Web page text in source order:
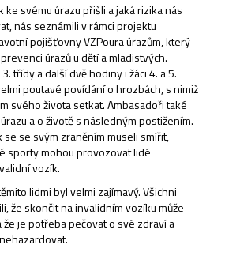
ke svému úrazu přišli a jaká rizika nás
nás seznámili v rámci projektu
pojišťovny VZPoura úrazům, který
úrazů u dětí a mladistvých.
třídy a další dvě hodiny i žáci 4. a 5.
poutavé povídání o hrozbách, s nimiž
svého života setkat. Ambasadoři také
a o životě s následným postižením.
se se svým zraněním museli smířit,
sporty mohou provozovat lidé
vozík.
lidmi byl velmi zajímavý. Všichni
že skončit na invalidním vozíku může
je potřeba pečovat o své zdraví a